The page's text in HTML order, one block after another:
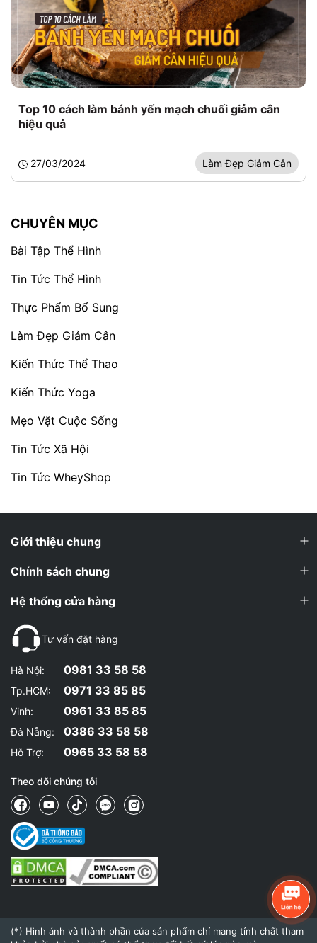
Top 10 cách làm bánh yến mạch chuối giảm cân
hiệu quả
27/03/2024 Làm Đẹp Giảm Cân
CHUYÊN MỤC
Bài Tập Thể Hình
Tin Tức Thể Hình
Thực Phẩm Bổ Sung
Làm Đẹp Giảm Cân
Kiến Thức Thể Thao
Kiến Thức Yoga
Mẹo Vặt Cuộc Sống
Tin Tức Xã Hội
Tin Tức WheyShop
Giới thiệu chung
Chính sách chung
Hệ thống cửa hàng
Tư vấn đặt hàng
Hà Nội: 0981 33 58 58
Tp.HCM: 0971 33 85 85
Vinh: 0961 33 85 85
Đà Nẵng: 0386 33 58 58
Hỗ Trợ: 0965 33 58 58
Theo dõi chúng tôi
(*) Hình ảnh và thành phần của sản phẩm chỉ mang tính chất tham